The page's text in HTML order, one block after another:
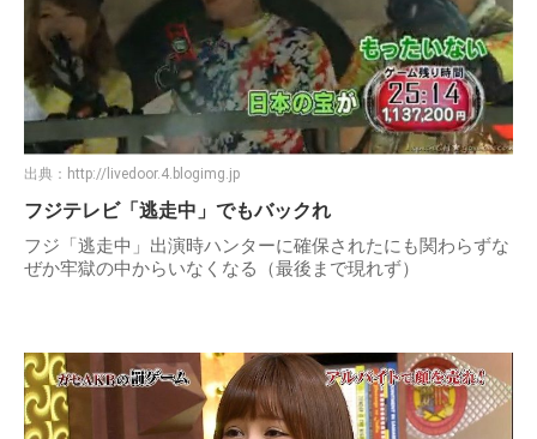
出典： http://livedoor.4.blogimg.jp
フジテレビ「逃走中」でもバックれ
フジ「逃走中」出演時ハンターに確保されたにも関わらずな
ぜか牢獄の中からいなくなる（最後まで現れず）